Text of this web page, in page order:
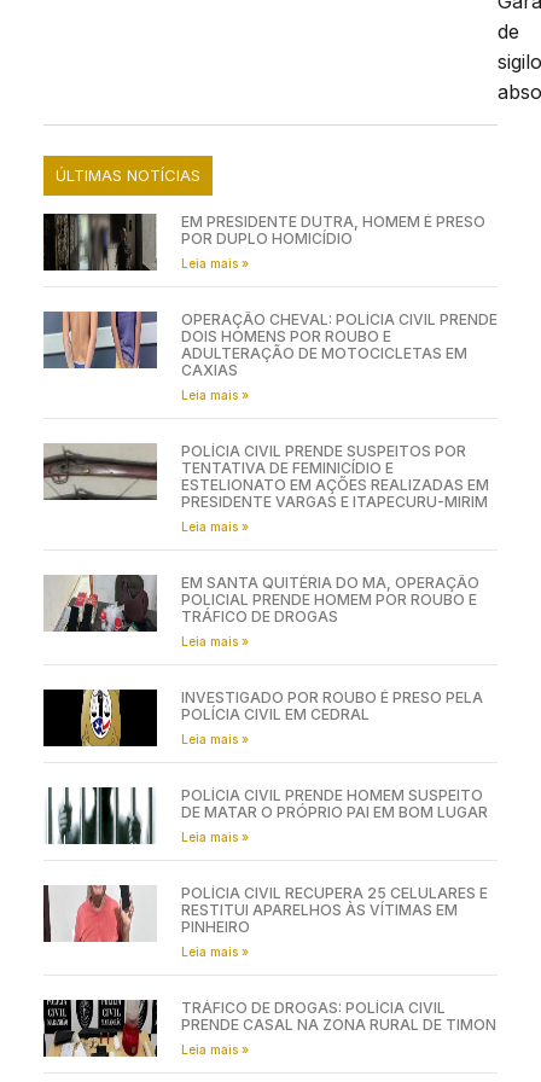
de
ÚLTIMAS NOTÍCIAS
EM PRESIDENTE DUTRA, HOMEM É PRESO
POR DUPLO HOMICÍDIO
Leia mais »
OPERAÇÃO CHEVAL: POLÍCIA CIVIL PRENDE
DOIS HOMENS POR ROUBO E
ADULTERAÇÃO DE MOTOCICLETAS EM
CAXIAS
Leia mais »
POLÍCIA CIVIL PRENDE SUSPEITOS POR
TENTATIVA DE FEMINICÍDIO E
ESTELIONATO EM AÇÕES REALIZADAS EM
PRESIDENTE VARGAS E ITAPECURU-MIRIM
Leia mais »
EM SANTA QUITÉRIA DO MA, OPERAÇÃO
POLICIAL PRENDE HOMEM POR ROUBO E
TRÁFICO DE DROGAS
Leia mais »
INVESTIGADO POR ROUBO É PRESO PELA
POLÍCIA CIVIL EM CEDRAL
Leia mais »
POLÍCIA CIVIL PRENDE HOMEM SUSPEITO
DE MATAR O PRÓPRIO PAI EM BOM LUGAR
Leia mais »
POLÍCIA CIVIL RECUPERA 25 CELULARES E
RESTITUI APARELHOS ÀS VÍTIMAS EM
PINHEIRO
Leia mais »
TRÁFICO DE DROGAS: POLÍCIA CIVIL
PRENDE CASAL NA ZONA RURAL DE TIMON
Leia mais »